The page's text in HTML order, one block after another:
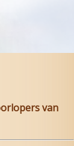
van